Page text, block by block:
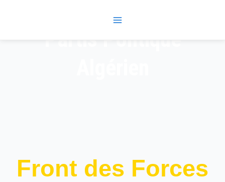
Front des Forces